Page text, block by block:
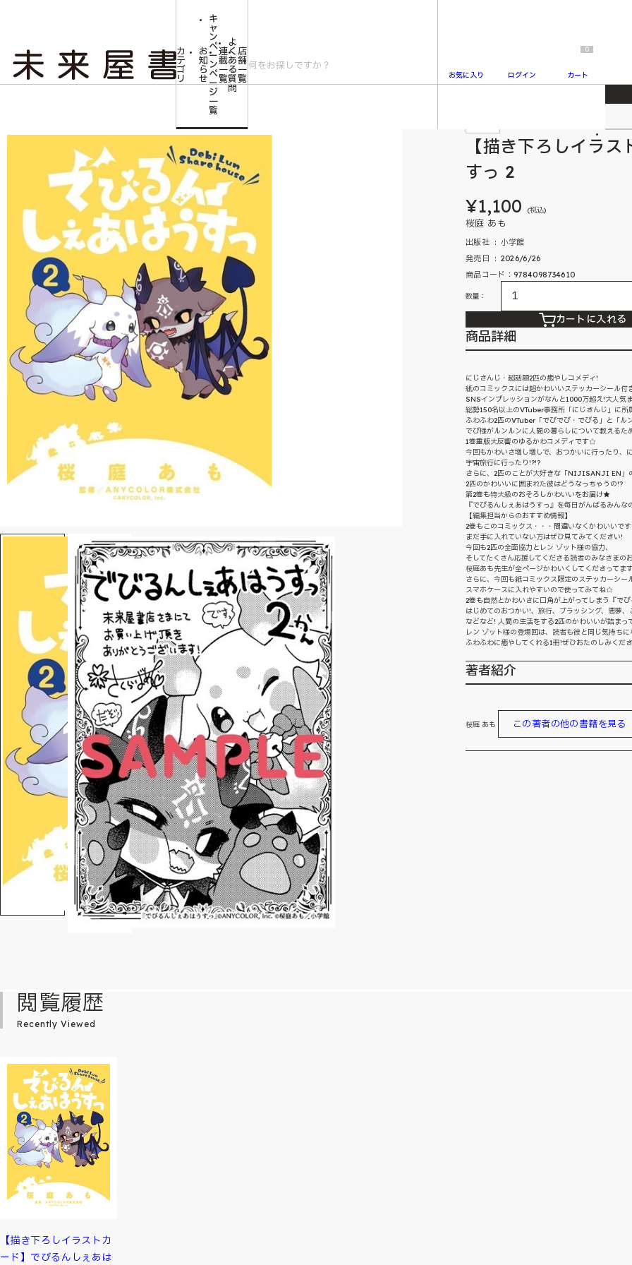
カ
テ
ゴ
リ
お
知
ら
せ
キ
ャ
ン
ペ
ー
ン
ペ
ー
ジ
一
覧
連
載
一
覧
よ
く
あ
る
質
問
店
舗
一
覧
お気に入り ログイン
0
カート
【描き下ろしイラストカード】でびるんしぇあはうすっ 2
【描き下ろしイラ
すっ 2
¥1,100 (税込)
桜庭 あも
出版社 ‏ : ‎ 小学館
発売日 ‏ : ‎ 2026/6/26
商品コード：9784098734610
数量：
カートに入れる
商品詳細
にじさんじ・超話題2匹の癒やしコメディ!
紙のコミックスには超かわいいステッカーシール
SNSインプレッションがなんと1000万超え!大人気
総勢150名以上のVTuber事務所「にじさんじ」に所
ふわふわ2匹のVTuber「でびでび・でびる」と「ル
でび様がルンルンに人間の暮らしについて教えるた
1巻重版大反響のゆるかわコメディです☆
今回もかわいさ増し増しで、おつかいに行ったり、
宇宙旅行に行ったり!?!?
さらに、2匹のことが大好きな「NIJISANJI EN」
2匹のかわいいに囲まれた彼はどうなっちゃうの!?
第2巻も特大級のおそろしかわいいをお届け★
『でびるんしぇあはうすっ』を毎日がんばるみんな
【編集担当からのおすすめ情報】
2巻もこのコミックス・・・間違いなくかわいいで
まだ手に入れていない方はぜひ見てみてください!
今回も2匹の全面協力とレン ゾット様の協力、
そしてたくさん応援してくださる読者のみなさま
桜庭あも先生が全ページかわいくしてくださってま
さらに、今回も紙コミックス限定のステッカーシー
スマホケースに入れやすいので使ってみてね☆
2巻も自然とかわいさに口角が上がってしまう『で
はじめてのおつかい!、旅行、ブラッシング、悪夢
などなど! 人間の生活をする2匹のかわいいが詰まっ
レン ゾット様の登場回は、読者も彼と同じ気持ち
ふわふわに癒やしてくれる1冊!ぜひおたのしみくだ
著者紹介
桜庭 あも この著者の他の書籍を見る
閲覧履歴
Recently Viewed
【描き下ろしイラストカ
ード】でびるんしぇあは